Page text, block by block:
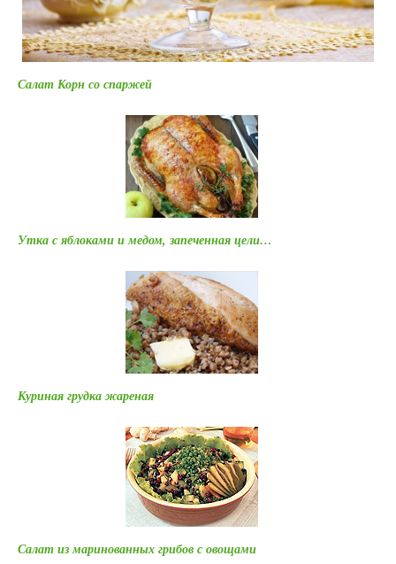
Салат Корн со спаржей
Утка с яблоками и медом, запеченная цели…
Куриная грудка жареная
Салат из маринованных грибов с овощами